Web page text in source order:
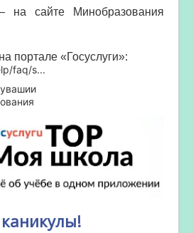
сайте Минобразования
портале «Госуслуги»:
faq/s...